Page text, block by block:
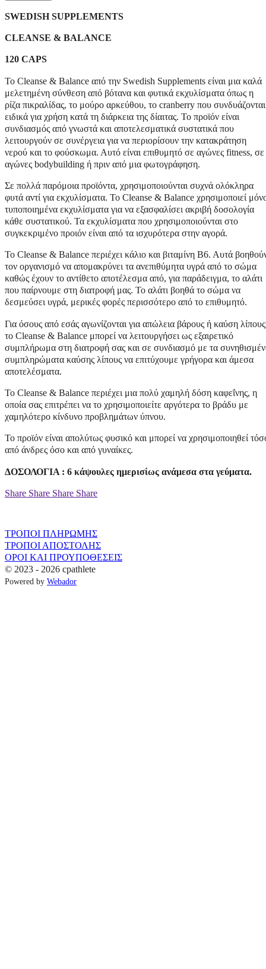
SWEDISH SUPPLEMENTS
CLEANSE & BALANCE
120 CAPS
Το Cleanse & Balance από την Swedish Supplements είναι μια καλά
μελετημένη σύνθεση από βότανα και φυτικά εκχυλίσματα όπως η
ρίζα πικραλίδας, το μούρο αρκεύθου, το cranberry που συνδυάζονται
ειδικά για χρήση κατά τη διάρκεια της δίαιτας. Το προϊόν είναι
συνδιασμός από γνωστά και αποτελεσματικά συστατικά που
λειτουργούν σε συνέργεια για να περιορίσουν την κατακράτηση
νερού και το φούσκωμα. Αυτό είναι επιθυμητό σε αγώνες fitness, σε
αγώνες bodybuilding ή πριν από μια φωτογράφηση.
Σε πολλά παρόμοια προϊόντα, χρησιμοποιούνται συχνά ολόκληρα
φυτά αντί για εκχυλίσματα. Το Cleanse & Balance χρησιμοποιεί
τυποποιημένα εκχυλίσματα για να εξασφαλίσει ακριβή δοσολογία
κάθε συστατικού. Τα εκχυλίσματα που χρησιμοποιούνται στο
συγκεκριμένο προιόν είναι από τα ισχυρότερα στην αγορά.
Το Cleanse & Balance περιέχει κάλιο και βιταμίνη Β6. Αυτά
τον οργανισμό να απομακρύνει τα ανεπιθύμητα υγρά από το σώμα
καθώς έχουν το αντίθετο αποτέλεσμα από, για παράδειγμα, το αλάτι
που παίρνουμε στη διατροφή μας. Το αλάτι βοηθά το σώμα να
δεσμεύσει υγρά, μερικές φορές περισσότερο από το επιθυμητό.
Για όσους από εσάς αγωνίζονται για απώλεια βάρους ή καύση
το Cleanse & Balance μπορεί να λειτουργήσει ως εξαιρετικό
συμπλήρωμα στη διατροφή σας και σε συνδιασμό με τα
συμπληρώματα καύσης λίπους να επιτύχουμε γρήγορα και άμεσα
αποτελέσματα.
Το Cleanse & Balance περιέχει μια πολύ χαμηλή δόση καφεΐνης, η
οποία σας επιτρέπει να το χρησιμοποιείτε αργότερα το βράδυ με
χαμηλότερο κίνδυνο προβλημάτων ύπνου.
Το προϊόν είναι απολύτως φυσικό και μπορεί να χρησιμοποιηθεί
από άνδρες όσο και από γυναίκες.
ΔΟΣΟΛΟΓΙΑ : 6 κάψουλες ημερισίως ανάμεσα στα γεύματα.
Share Share Share Share
ΤΡΟΠΟΙ ΠΛΗΡΩΜΗΣ
ΤΡΟΠΟΙ ΑΠΟΣΤΟΛΗΣ
ΟΡΟΙ ΚΑΙ ΠΡΟΥΠΟΘΕΣΕΙΣ
© 2023 - 2026 cpathlete
Powered by Webador